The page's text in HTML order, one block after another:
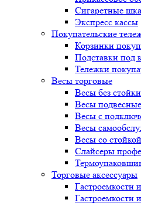
Сигаретные
Экспресс кассы
Покупательские
Корзинки
Подставки под
Тележки
Весы торговые
Весы без стойки
Весы подвесные
Весы с
Весы
Весы со стойкой
Слайсеры
Торговые аксессуары
Гастроемкости
Гастроемкости